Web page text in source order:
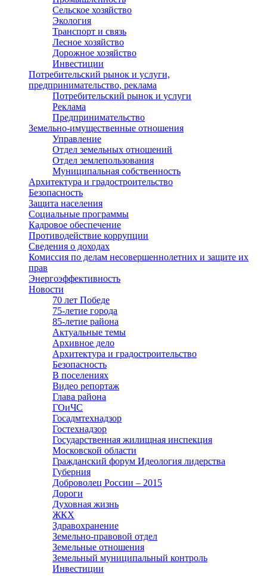
Сельское хозяйство
Экология
Транспорт и связь
Лесное хозяйство
Дорожное хозяйство
Инвестиции
Потребительский рынок и услуги,
предпринимательство, реклама
Потребительский рынок и услуги
Реклама
Предпринимательство
Земельно-имущественные отношения
Управление
Отдел земельных отношений
Отдел землепользования
Муниципальная собственность
Архитектура и градостроительство
Безопасность
Защита населения
Социальные программы
Кадровое обеспечение
Противодействие коррупции
Сведения о доходах
Комиссия по делам несовершеннолетних и защите их
прав
Энергоэффективность
Новости
70 лет Победе
75-летие города
85-летие района
Актуальные темы
Архивное дело
Архитектура и градостроительство
Безопасность
В поселениях
Видео репортаж
Глава района
ГОиЧС
Госадмтехнадзор
Гостехнадзор
Государственная жилищная инспекция
Московской области
Гражданский форум Идеология лидерства
Губерния
Доброволец России – 2015
Дороги
Духовная жизнь
ЖКХ
Здравохранение
Земельно-правовой отдел
Земельные отношения
Земельный муниципальный контроль
Инвестиции